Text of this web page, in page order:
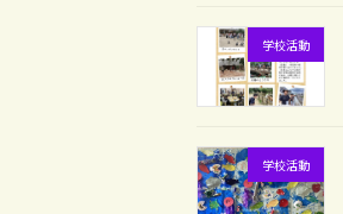
学校活動
学校活動